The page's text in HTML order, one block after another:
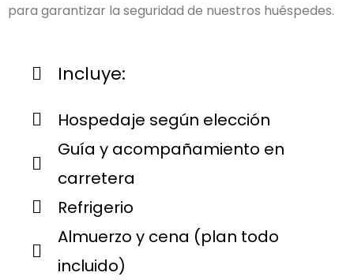
para garantizar la seguridad de nuestros huéspedes.
Incluye:
Hospedaje según elección
Guía y acompañamiento en
carretera
Refrigerio
Almuerzo y cena (plan todo
incluido)